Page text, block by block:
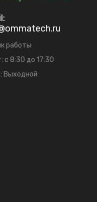
работы
с 8:30 до 17:30
Выходной